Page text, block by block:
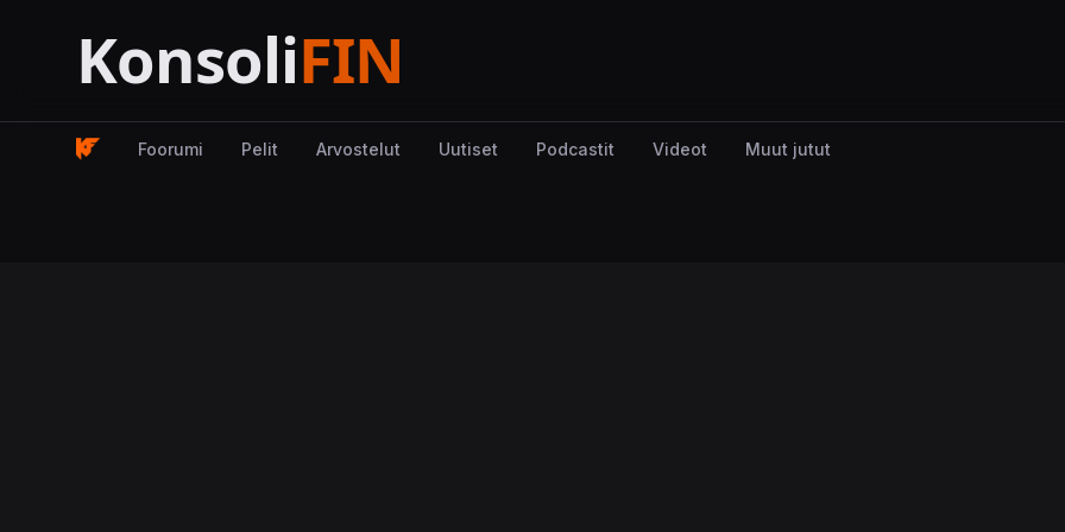
Foorumi Pelit Arvostelut Uutiset Podcastit Videot Muut jutut